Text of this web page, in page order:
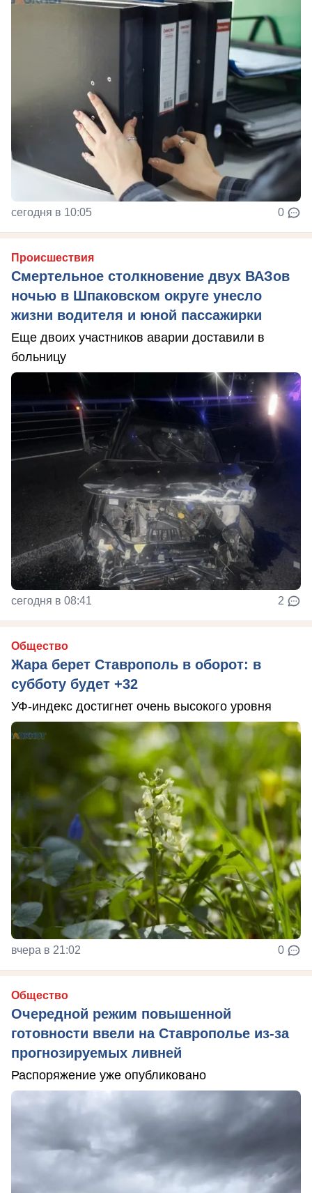
сегодня в 10:05 0
Происшествия
Смертельное столкновение двух ВАЗов
ночью в Шпаковском округе унесло
жизни водителя и юной пассажирки
Еще двоих участников аварии доставили в
больницу
сегодня в 08:41 2
Общество
Жара берет Ставрополь в оборот: в
субботу будет +32
УФ-индекс достигнет очень высокого уровня
вчера в 21:02 0
Общество
Очередной режим повышенной
готовности ввели на Ставрополье из-за
прогнозируемых ливней
Распоряжение уже опубликовано